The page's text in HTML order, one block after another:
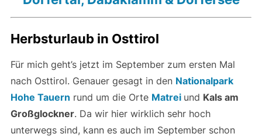
Herbsturlaub in Osttirol
Für mich geht’s jetzt im September zum ersten Mal
nach Osttirol. Genauer gesagt in den Nationalpark
Hohe Tauern rund um die Orte Matrei und Kals am
Großglockner. Da wir hier wirklich sehr hoch
unterwegs sind, kann es auch im September schon